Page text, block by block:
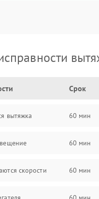
Срок
вытяжка 60 мин
60 мин
скорости 60 мин